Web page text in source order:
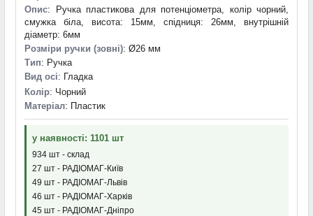
Опис: Ручка пластикова для потенціометра, колір чорний,
смужка біла, висота: 15мм, спідниця: 26мм, внутрішній
діаметр: 6мм
Розміри ручки (зовні): Ø26 мм
Тип: Ручка
Вид осі: Гладка
Колір: Чорний
Матеріал: Пластик
у наявності: 1101 шт
934 шт - склад
27 шт - РАДІОМАГ-Київ
49 шт - РАДІОМАГ-Львів
46 шт - РАДІОМАГ-Харків
45 шт - РАДІОМАГ-Дніпро